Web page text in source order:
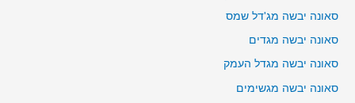
סאונה יבשה מג'דל שמס
סאונה יבשה מגדים
סאונה יבשה מגדל העמק
סאונה יבשה מגשימים